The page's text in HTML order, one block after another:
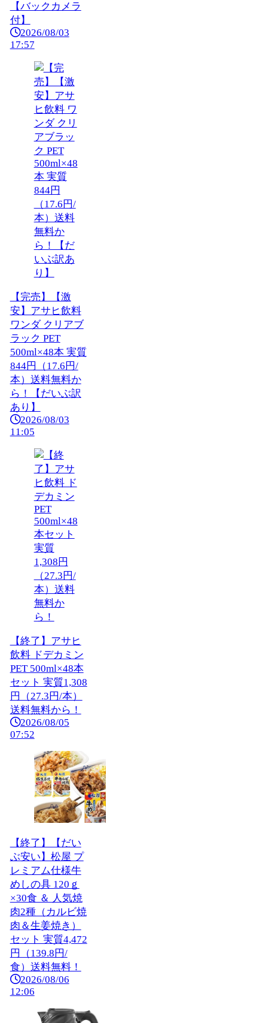
【バックカメラ
付】
2026/08/03
17:57
【完売】【激
安】アサヒ飲料
ワンダ クリアブ
ラック PET
500ml×48本 実質
844円（17.6円/
本）送料無料か
ら！【だいぶ訳
あり】
2026/08/03
11:05
【終了】アサヒ
飲料 ドデカミン
PET 500ml×48本
セット 実質1,308
円（27.3円/本）
送料無料から！
2026/08/05
07:52
【終了】【だい
ぶ安い】松屋 プ
レミアム仕様牛
めしの具 120ｇ
×30食 ＆ 人気焼
肉2種（カルビ焼
肉＆生姜焼き）
セット 実質4,472
円（139.8円/
食）送料無料！
2026/08/06
12:06